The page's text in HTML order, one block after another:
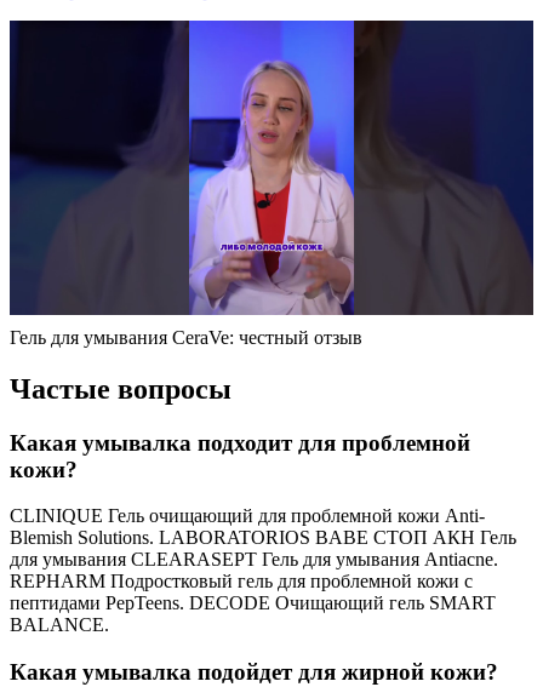
Гель для умывания CeraVe: честный отзыв
Частые вопросы
Какая умывалка подходит для проблемной
кожи?
CLINIQUE Гель очищающий для проблемной кожи Anti-
Blemish Solutions. LABORATORIOS BABE СТОП АКН Гель
для умывания CLEARASEPT Гель для умывания Antiacne.
REPHARM Подростковый гель для проблемной кожи с
пептидами PepTeens. DECODE Очищающий гель SMART
BALANCE.
Какая умывалка подойдет для жирной кожи?